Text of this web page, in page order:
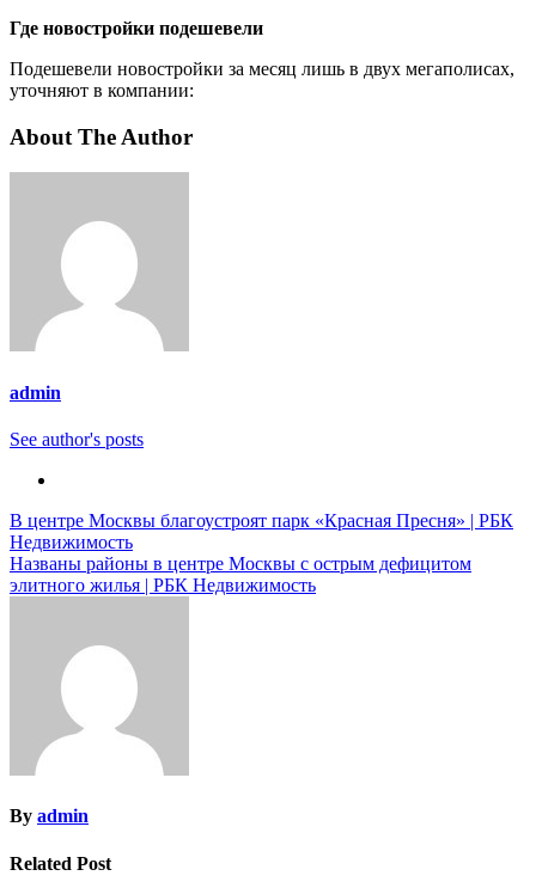
Где новостройки подешевели
Подешевели новостройки за месяц лишь в двух мегаполисах,
уточняют в компании:
About The Author
admin
See author's posts
Навигация
по
записям
В центре Москвы благоустроят парк «Красная Пресня» | РБК
Недвижимость
Названы районы в центре Москвы с острым дефицитом
элитного жилья | РБК Недвижимость
By admin
Related Post